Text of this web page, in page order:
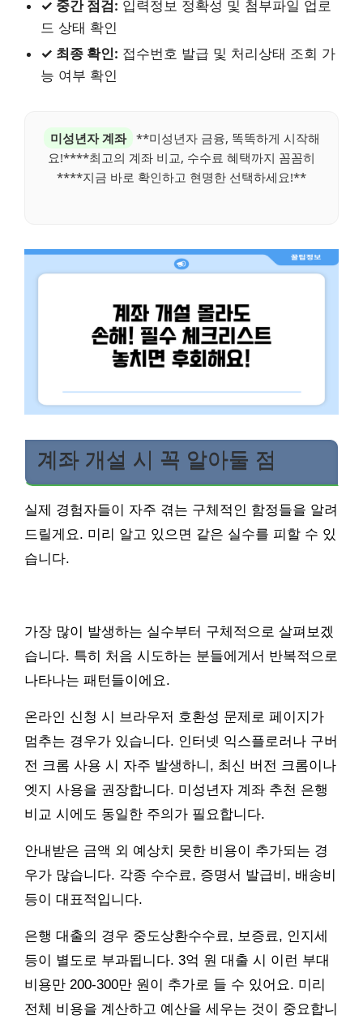
✓ 중간 점검: 입력정보 정확성 및 첨부파일 업로
드 상태 확인
✓ 최종 확인: 접수번호 발급 및 처리상태 조회 가
능 여부 확인
미성년자 계좌
**미성년자 금융, 똑똑하게 시작해
요!****최고의 계좌 비교, 수수료 혜택까지 꼼꼼히
****지금 바로 확인하고 현명한 선택하세요!**
계좌 개설 시 꼭 알아둘 점
실제 경험자들이 자주 겪는 구체적인 함정들을 알려
드릴게요. 미리 알고 있으면 같은 실수를 피할 수 있
습니다.
가장 많이 발생하는 실수부터 구체적으로 살펴보겠
습니다. 특히 처음 시도하는 분들에게서 반복적으로
나타나는 패턴들이에요.
온라인 신청 시 브라우저 호환성 문제로 페이지가
멈추는 경우가 있습니다. 인터넷 익스플로러나 구버
전 크롬 사용 시 자주 발생하니, 최신 버전 크롬이나
엣지 사용을 권장합니다. 미성년자 계좌 추천 은행
비교 시에도 동일한 주의가 필요합니다.
안내받은 금액 외 예상치 못한 비용이 추가되는 경
우가 많습니다. 각종 수수료, 증명서 발급비, 배송비
등이 대표적입니다.
은행 대출의 경우 중도상환수수료, 보증료, 인지세
등이 별도로 부과됩니다. 3억 원 대출 시 이런 부대
비용만 200-300만 원이 추가로 들 수 있어요. 미리
전체 비용을 계산하고 예산을 세우는 것이 중요합니